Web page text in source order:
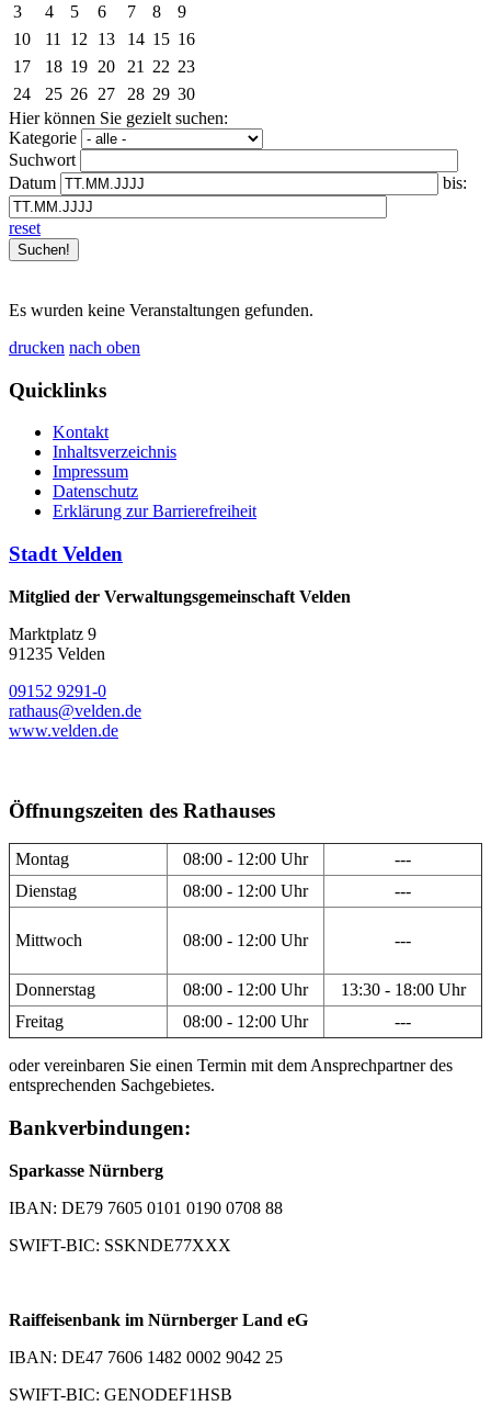
3
4 5 6 7 8
9
10
11 12 13 14 15 16
17
18 19 20 21 22 23
24
25 26 27 28 29 30
Hier können Sie gezielt suchen:
Kategorie
Suchwort
Datum
bis:
reset
Es wurden keine Veranstaltungen gefunden.
drucken nach oben
Quicklinks
Kontakt
Inhaltsverzeichnis
Impressum
Datenschutz
Erklärung zur Barrierefreiheit
Stadt Velden
Mitglied der Verwaltungsgemeinschaft Velden
Marktplatz 9
91235 Velden
09152 9291-0
rathaus@velden.de
www.velden.de
Öffnungszeiten des Rathauses
Montag 08:00 - 12:00 Uhr
---
Dienstag
08:00 - 12:00 Uhr ---
Mittwoch 08:00 - 12:00 Uhr ---
Donnerstag 08:00 - 12:00 Uhr
13:30 - 18:00 Uhr
Freitag
08:00 - 12:00 Uhr ---
oder vereinbaren Sie einen Termin mit dem Ansprechpartner des
entsprechenden Sachgebietes.
Bankverbindungen:
Sparkasse Nürnberg
IBAN: DE79 7605 0101 0190 0708 88
SWIFT-BIC: SSKNDE77XXX
Raiffeisenbank im Nürnberger Land eG
IBAN: DE47 7606 1482 0002 9042 25
SWIFT-BIC: GENODEF1HSB